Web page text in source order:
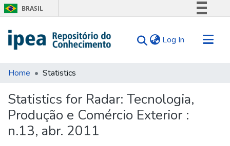
BRASIL
Comunica BR
Canais
Log In (current)
Communities & Collections
Tips
About Us
Home Statistics
Statistics for Radar: Tecnologia,
Produção e Comércio Exterior :
n.13, abr. 2011